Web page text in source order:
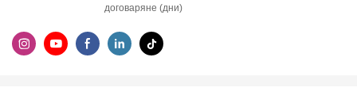
договаряне (дни)